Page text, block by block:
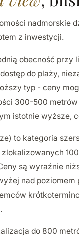
nadmorskie
z inwestycji.
obecność przy
do plaży,
typ - ceny
300-500
istotnie wyższe,
to kategoria
są wyraźnie
nad poziomem
do 800